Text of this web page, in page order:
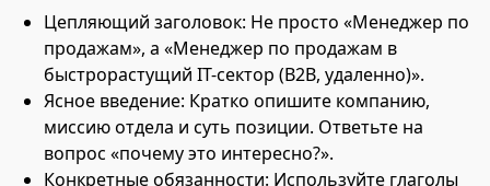
Цепляющий заголовок: Не просто «Менеджер по
продажам», а «Менеджер по продажам в
быстрорастущий IT-сектор (B2B, удаленно)».
Ясное введение: Кратко опишите компанию,
миссию отдела и суть позиции. Ответьте на
вопрос «почему это интересно?».
Конкретные обязанности: Используйте глаголы